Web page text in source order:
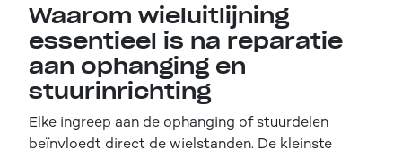
Waarom wieluitlijning
essentieel is na reparatie
aan ophanging en
stuurinrichting
Elke ingreep aan de ophanging of stuurdelen
beïnvloedt direct de wielstanden. De kleinste